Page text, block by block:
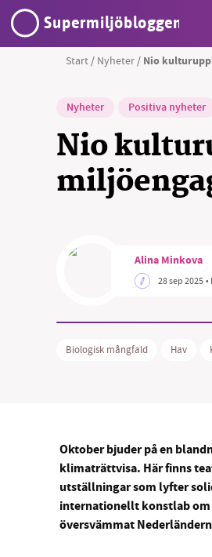
Supermiljöbloggen
Shift + S
Start / Nyheter / Nio
Nyheter Positiva nyheter
Nio
Alina Minkova
28 sep 2025
Biologisk mångfald Hav
Oktober bjuder på en
klimaträttvisa. Här finns
utställningar som lyfter
internationellt konstlab om
översvämmat